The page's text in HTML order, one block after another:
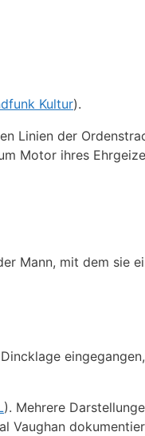
Kultur).
Linien der
Motor ihres
Mann, mit dem sie
). Mehrere
Vaughan